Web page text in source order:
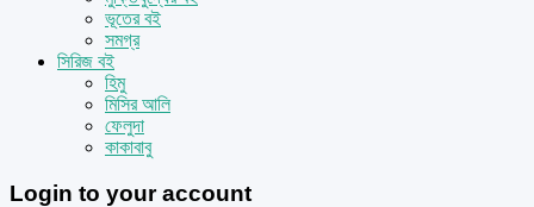
ভূতের বই
সমগ্র
সিরিজ বই
হিমু
মিসির আলি
ফেলুদা
কাকাবাবু
Login to your account